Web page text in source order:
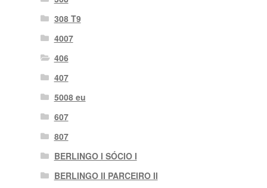
308 T9
4007
406
407
5008 eu
607
807
BERLINGO I SÓCIO I
BERLINGO II PARCEIRO II